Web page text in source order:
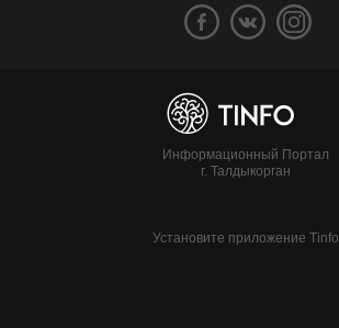
Информационный Портал
г. Талдыкорган
Установите приложение Tinfo